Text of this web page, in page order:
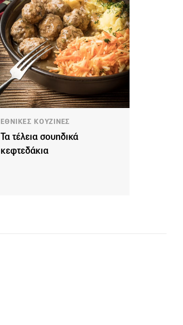
ΕΘΝΙΚΕΣ ΚΟΥΖΙΝΕΣ
Τα τέλεια σουηδικά
κεφτεδάκια